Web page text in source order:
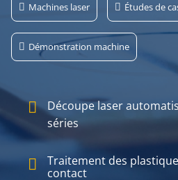
Machines laser Études de
Démonstration machine
Découpe laser
séries
Traitement des
contact